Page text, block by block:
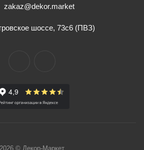
zakaz@dekor.market
шоссе, 73с6 (ПВЗ)
2026 © Декор-Маркет